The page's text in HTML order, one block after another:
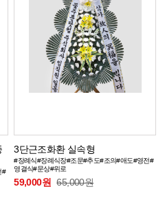
#
3단근조화환 실속형
#장례식#장례식장#조문#추도#조의#애도#영전#
영결식#문상#위로
59,000원 65,000원